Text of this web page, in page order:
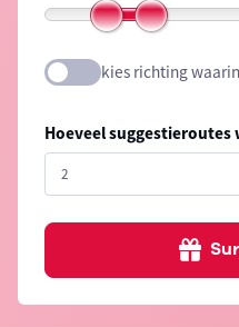
kies richting
Hoeveel suggestieroutes